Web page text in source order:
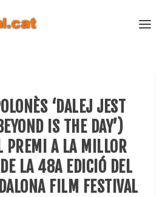
‘DALEJ JEST
IS THE DAY’)
PREMI A LA MILLOR
DE LA 48A EDICIÓ DEL
FILM FESTIVAL